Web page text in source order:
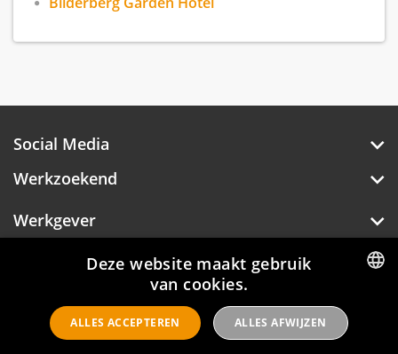
Social Media
Werkzoekend
Werkgever
Over Hotelprofessionals
Hotelprofessionals
DUTCH
ENGLISH
Deze website maakt gebruik
van cookies.
ALLES ACCEPTEREN ALLES AFWIJZEN